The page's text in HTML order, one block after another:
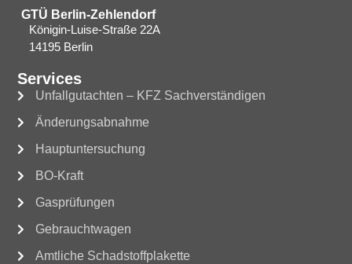
GTÜ Berlin-Zehlendorf
Königin-Luise-Straße 22A
14195 Berlin
Services
Unfallgutachten – KFZ Sachverständigen
Änderungsabnahme
Hauptuntersuchung
BO-Kraft
Gasprüfungen
Gebrauchtwagen
Amtliche Schadstoffplakette